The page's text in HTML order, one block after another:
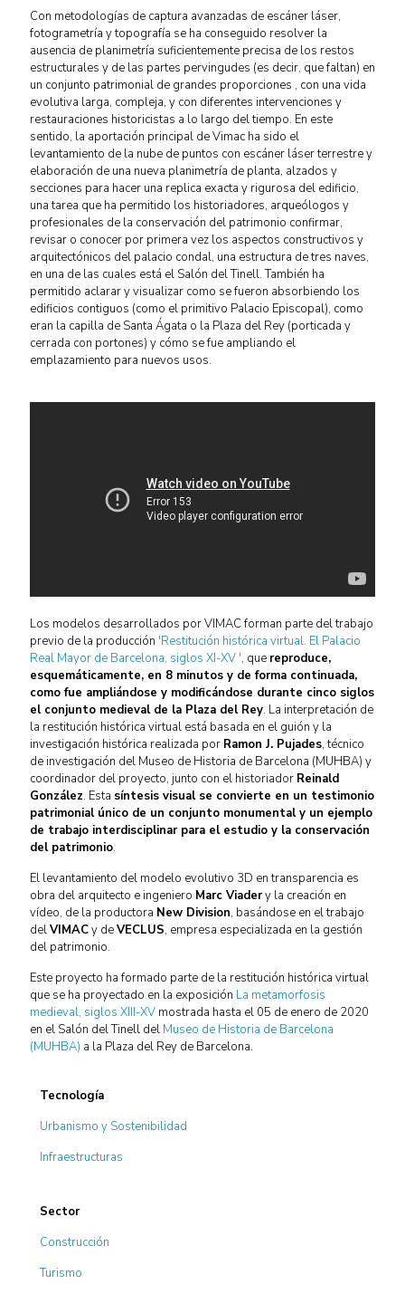
Con metodologías de captura avanzadas de escáner láser,
fotogrametría y topografía se ha conseguido resolver la
ausencia de planimetría suficientemente precisa de los restos
estructurales y de las partes pervingudes (es decir, que faltan) en
un conjunto patrimonial de grandes proporciones , con una vida
evolutiva larga, compleja, y con diferentes intervenciones y
restauraciones historicistas a lo largo del tiempo. En este
sentido, la aportación principal de Vimac ha sido el
levantamiento de la nube de puntos con escáner láser terrestre y
elaboración de una nueva planimetría de planta, alzados y
secciones para hacer una replica exacta y rigurosa del edificio,
una tarea que ha permitido los historiadores, arqueólogos y
profesionales de la conservación del patrimonio confirmar,
revisar o conocer por primera vez los aspectos constructivos y
arquitectónicos del palacio condal, una estructura de tres naves,
en una de las cuales está el Salón del Tinell. También ha
permitido aclarar y visualizar como se fueron absorbiendo los
edificios contiguos (como el primitivo Palacio Episcopal), como
eran la capilla de Santa Ágata o la Plaza del Rey (porticada y
cerrada con portones) y cómo se fue ampliando el
emplazamiento para nuevos usos.
Los modelos desarrollados por VIMAC forman parte del trabajo
previo de la producción 'Restitución histórica virtual. El Palacio
Real Mayor de Barcelona, siglos XI-XV ', que reproduce,
esquemáticamente, en 8 minutos y de forma continuada,
como fue ampliándose y modificándose durante cinco siglos
el conjunto medieval de la Plaza del Rey. La interpretación de
la restitución histórica virtual está basada en el guión y la
investigación histórica realizada por Ramon J. Pujades, técnico
de investigación del Museo de Historia de Barcelona (MUHBA) y
coordinador del proyecto, junto con el historiador Reinald
González. Esta síntesis visual se convierte en un testimonio
patrimonial único de un conjunto monumental y un ejemplo
de trabajo interdisciplinar para el estudio y la conservación
del patrimonio.
El levantamiento del modelo evolutivo 3D en transparencia es
obra del arquitecto e ingeniero Marc Viadery la creación en
vídeo, de la productora New Division, basándose en el trabajo
delVIMACy deVECLUS, empresa especializada en la gestión
del patrimonio.
Este proyecto ha formado parte de la restitución histórica virtual
que se ha proyectado en la exposición La metamorfosis
medieval, siglos XIII-XV mostrada hasta el 05 de enero de 2020
en el Salón del Tinell del Museo de Historia de Barcelona
(MUHBA) a la Plaza del Rey de Barcelona.
Tecnología
Urbanismo y Sostenibilidad
Infraestructuras
Sector
Construcción
Turismo